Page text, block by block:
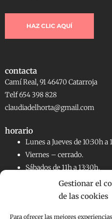
Gestionar el
de las cookies
Para ofrecer las mejores
HAZ CLIC AQUÍ
contacta
Camí Real, 91 46470 Catarroja
Telf 654 398 828
claudiadelhorta@gmail.com
horario
Lunes a Jueves de 10:30h a
Viernes – cerrado.
Sábados de 11h a 13:30h.